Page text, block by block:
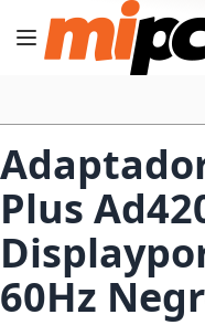
Cambiar Nav
Plus
60Hz